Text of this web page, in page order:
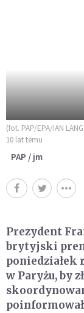
(fot. PAP/EPA/IAN
10 lat temu
PAP / jm
Prezydent
brytyjski
poniedziałek
w Paryżu, by